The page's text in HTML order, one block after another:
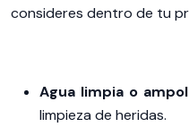
consideres dentro de tu
Agua limpia o
limpieza de heridas.